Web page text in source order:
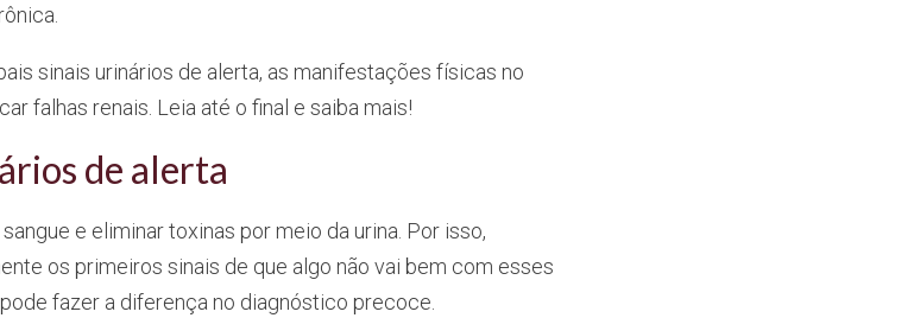
sinais urinários de alerta, as manifestações físicas no
falhas renais. Leia até o final e saiba mais!
de alerta
e eliminar toxinas por meio da urina. Por isso,
os primeiros sinais de que algo não vai bem com esses
fazer a diferença no diagnóstico precoce.